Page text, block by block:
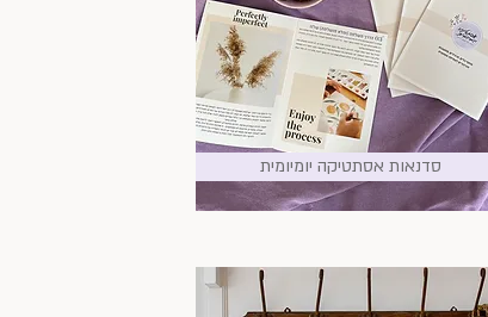
סדנאות אסתטיקה יומיומית